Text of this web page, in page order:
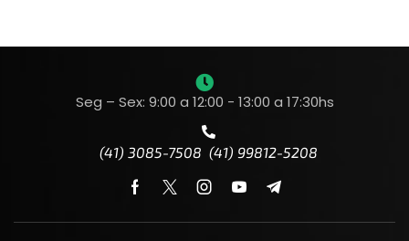
Seg – Sex: 9:00 a 12:00 - 13:00 a 17:30hs
(41) 3085-7508 (41) 99812-5208